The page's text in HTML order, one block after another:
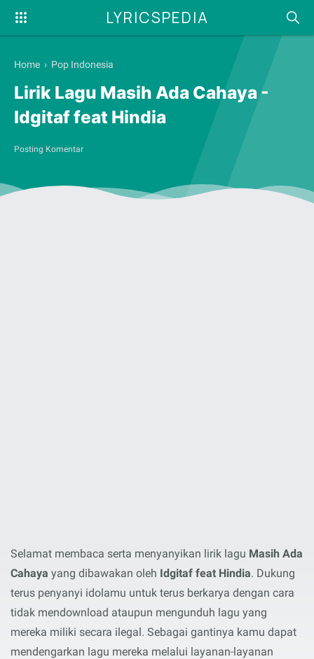
LYRICSPEDIA
Home › Pop Indonesia
Lirik Lagu Masih Ada Cahaya -
Idgitaf feat Hindia
Posting Komentar
Selamat membaca serta menyanyikan lirik lagu Masih Ada
Cahaya yang dibawakan oleh Idgitaf feat Hindia. Dukung
terus penyanyi idolamu untuk terus berkarya dengan cara
tidak mendownload ataupun mengunduh lagu yang
mereka miliki secara ilegal. Sebagai gantinya kamu dapat
mendengarkan lagu mereka melalui layanan-layanan